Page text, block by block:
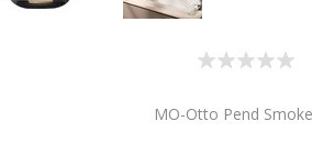
MO-Otto Pend